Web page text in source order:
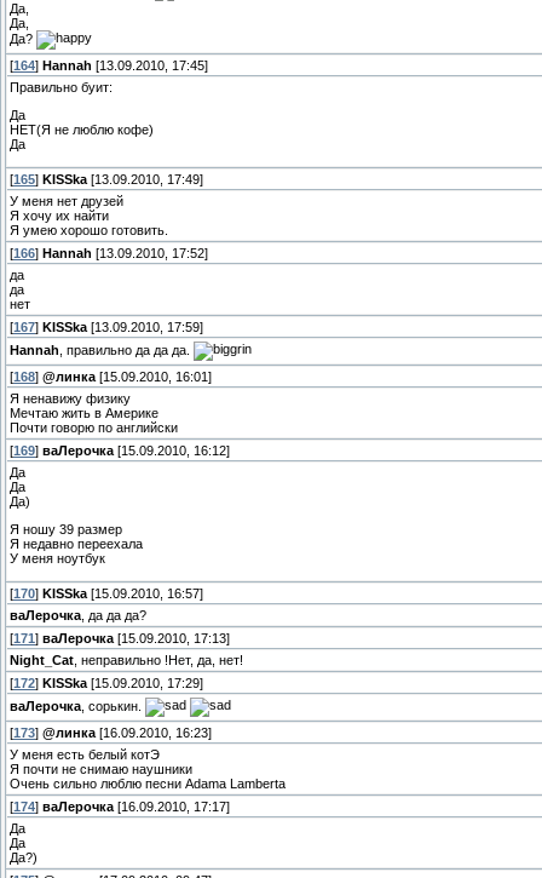
Да,
Да,
Да?
[164] Hannah [13.09.2010, 17:45]
Правильно буит:
Да
НЕТ(Я не люблю кофе)
Да
[165] KISSka [13.09.2010, 17:49]
У меня нет друзей
Я хочу их найти
Я умею хорошо готовить.
[166] Hannah [13.09.2010, 17:52]
да
да
нет
[167] KISSka [13.09.2010, 17:59]
Hannah , правильно да да да.
[168] @линка [15.09.2010, 16:01]
Я ненавижу физику
Мечтаю жить в Америке
Почти говорю по английски
[169] ваЛерочка [15.09.2010, 16:12]
Да
Да
Да)
Я ношу 39 размер
Я недавно переехала
У меня ноутбук
[170] KISSka [15.09.2010, 16:57]
ваЛерочка , да да да?
[171 ] ваЛерочка [15.09.2010, 17:13]
Night_Cat , неправильно !Нет, да, нет!
[172] KISSka [15.09.2010, 17:29]
ваЛерочка , сорькин.
[173] @линка [16.09.2010, 16:23]
У меня есть белый котЭ
Я почти не снимаю наушники
Очень сильно люблю песни Adama Lamberta
[174] ваЛерочка [16.09.2010, 17:17]
Да
Да
Да?)